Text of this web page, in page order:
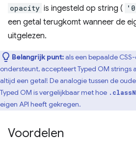
opacity is ingesteld op string (
een getal terugkomt wanneer de
uitgelezen.
Belangrijk punt:als een bepaalde
ondersteunt, accepteert Typed OM strings
altijd een getal! De analogie tussen de
Typed OM is vergelijkbaar met hoe
eigen API heeft gekregen.
Voordelen